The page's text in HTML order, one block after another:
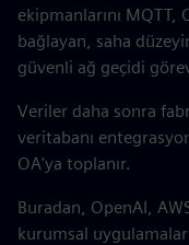
ekipmanlarını MQTT,
bağlayan, saha
güvenli ağ geçidi
Veriler daha sonra
veritabanı
OA'ya toplanır.
Buradan, OpenAI,
kurumsal